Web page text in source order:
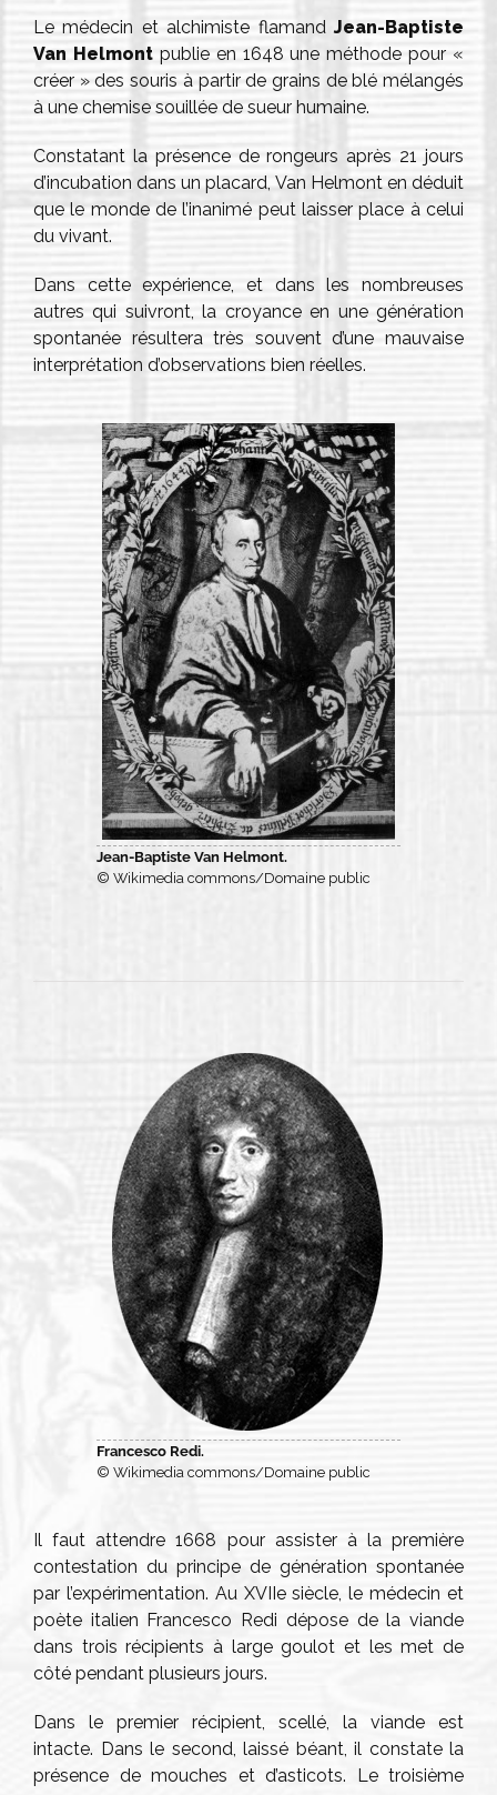
Le médecin et alchimiste flamand Jean-Baptiste
Van Helmontpublie en 1648 une méthode pour «
créer » des souris à partir de grains de blé mélangés
à une chemise souillée de sueur humaine.
Constatant la présence de rongeurs après 21 jours
d’incubation dans un placard, Van Helmont en déduit
que le monde de l’inanimé peut laisser place à celui
du vivant.
Dans cette expérience, et dans les nombreuses
autres qui suivront, la croyance en une génération
spontanée résultera très souvent d’une mauvaise
interprétation d’observations bien réelles.
Jean-Baptiste Van Helmont.
© Wikimedia commons/Domaine public
Francesco Redi.
© Wikimedia commons/Domaine public
Il faut attendre 1668 pour assister à la première
contestation du principe de génération spontanée
par l’expérimentation. Au XVIIe siècle, le médecin et
poète italien Francesco Redi dépose de la viande
dans trois récipients à large goulot et les met de
côté pendant plusieurs jours.
Dans le premier récipient, scellé, la viande est
intacte. Dans le second, laissé béant, il constate la
présence de mouches et d’asticots. Le troisième